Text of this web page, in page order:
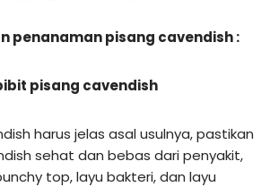
penanaman pisang cavendish :
pisang cavendish
harus jelas asal usulnya, pastikan
sehat dan bebas dari penyakit,
top, layu bakteri, dan layu